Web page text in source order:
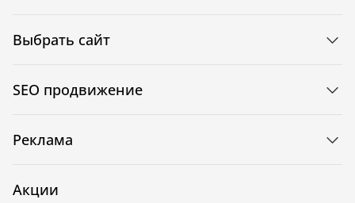
Выбрать сайт
SEO продвижение
Реклама
Акции